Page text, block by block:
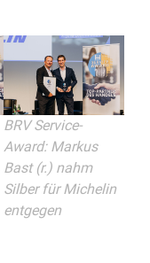
BRV Service-
Award: Markus
Bast (r.) nahm
Silber für Michelin
entgegen